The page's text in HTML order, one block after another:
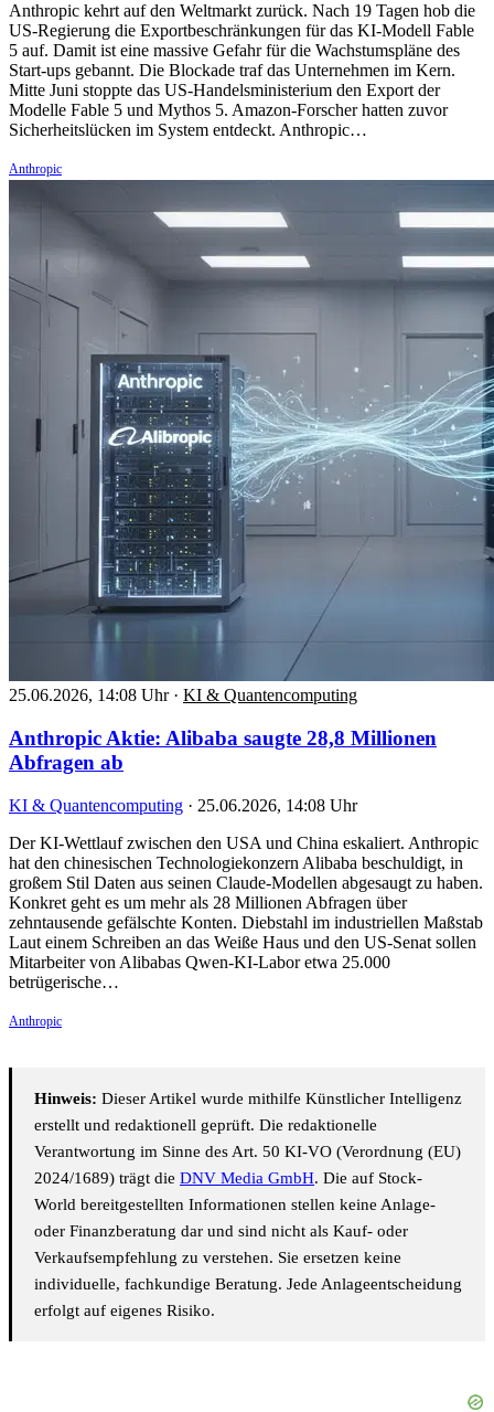
Anthropic kehrt auf den Weltmarkt zurück. Nach 19 Tagen hob die
US-Regierung die Exportbeschränkungen für das KI-Modell Fable
5 auf. Damit ist eine massive Gefahr für die Wachstumspläne des
Start-ups gebannt. Die Blockade traf das Unternehmen im Kern.
Mitte Juni stoppte das US-Handelsministerium den Export der
Modelle Fable 5 und Mythos 5. Amazon-Forscher hatten zuvor
Sicherheitslücken im System entdeckt. Anthropic…
Anthropic
25.06.2026, 14:08 Uhr · KI & Quantencomputing
Anthropic Aktie: Alibaba saugte 28,8 Millionen
Abfragen ab
KI & Quantencomputing · 25.06.2026, 14:08 Uhr
Der KI-Wettlauf zwischen den USA und China eskaliert. Anthropic
hat den chinesischen Technologiekonzern Alibaba beschuldigt, in
großem Stil Daten aus seinen Claude-Modellen abgesaugt zu haben.
Konkret geht es um mehr als 28 Millionen Abfragen über
zehntausende gefälschte Konten. Diebstahl im industriellen Maßstab
Laut einem Schreiben an das Weiße Haus und den US-Senat sollen
Mitarbeiter von Alibabas Qwen-KI-Labor etwa 25.000
betrügerische…
Anthropic
Hinweis: Dieser Artikel wurde mithilfe Künstlicher Intelligenz
erstellt und redaktionell geprüft. Die redaktionelle
Verantwortung im Sinne des Art. 50 KI-VO (Verordnung (EU)
2024/1689) trägt die DNV Media GmbH. Die auf Stock-
World bereitgestellten Informationen stellen keine Anlage-
oder Finanzberatung dar und sind nicht als Kauf- oder
Verkaufsempfehlung zu verstehen. Sie ersetzen keine
individuelle, fachkundige Beratung. Jede Anlageentscheidung
erfolgt auf eigenes Risiko.